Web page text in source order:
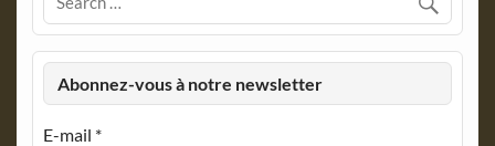
Abonnez-vous à notre newsletter
E-mail *